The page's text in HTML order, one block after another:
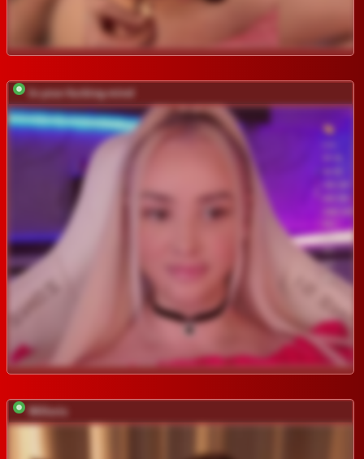
In-your-fucking-mind
Willoris